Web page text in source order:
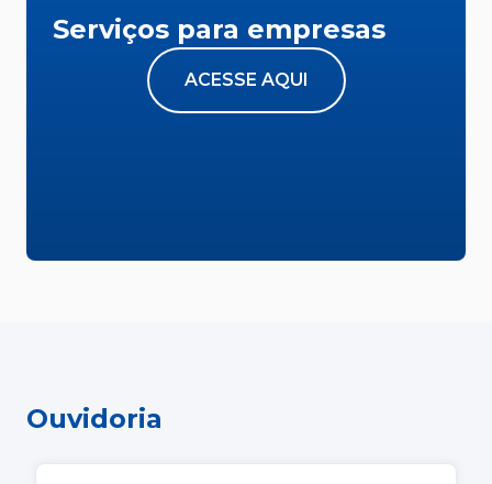
Serviços para empresas
ACESSE AQUI
Ouvidoria